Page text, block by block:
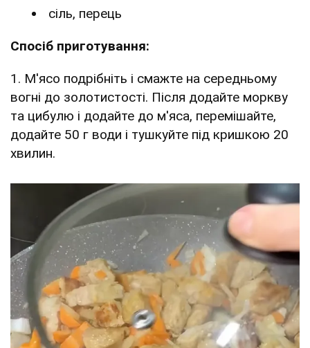
сіль, перець
Спосіб приготування:
1. М'ясо подрібніть і смажте на середньому
вогні до золотистості. Після додайте моркву
та цибулю і додайте до м'яса, перемішайте,
додайте 50 г води і тушкуйте під кришкою 20
хвилин.